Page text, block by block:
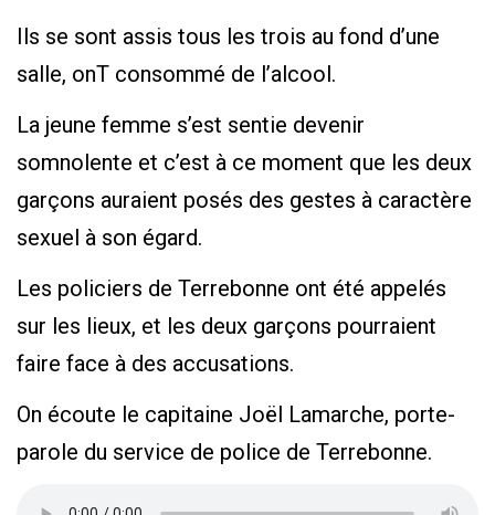
Ils se sont assis tous les trois au fond d’une
salle, onT consommé de l’alcool.
La jeune femme s’est sentie devenir
somnolente et c’est à ce moment que les deux
garçons auraient posés des gestes à caractère
sexuel à son égard.
Les policiers de Terrebonne ont été appelés
sur les lieux, et les deux garçons pourraient
faire face à des accusations.
On écoute le capitaine Joël Lamarche, porte-
parole du service de police de Terrebonne.